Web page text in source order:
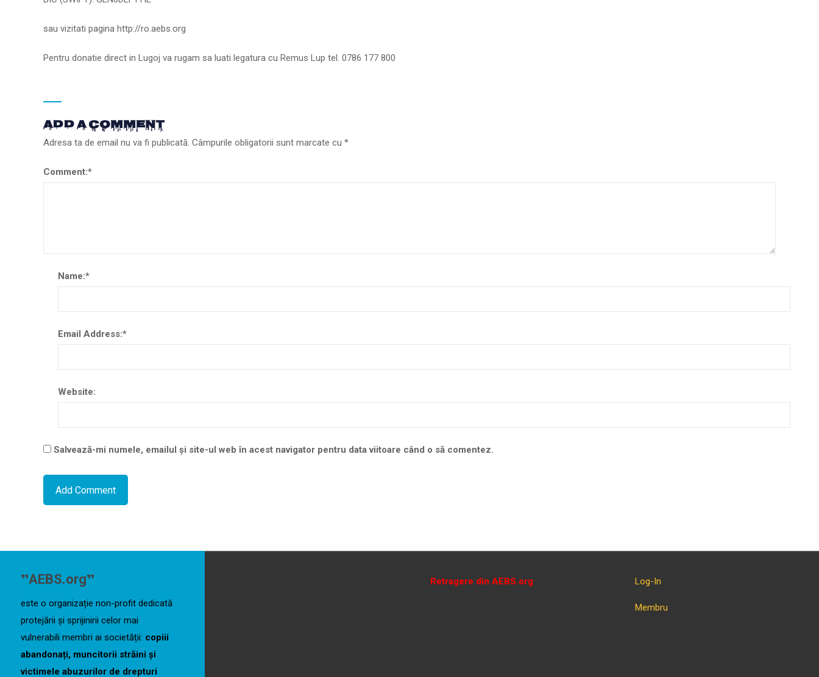
sau vizitati pagina http://ro.aebs.org
Pentru donatie direct in Lugoj va rugam sa luati legatura cu Remus Lup tel. 0786 177 800
Add a Comment
Adresa ta de email nu va fi publicată. Câmpurile obligatorii sunt marcate cu *
Comment:*
Name:*
Email Address:*
Website:
Salvează-mi numele, emailul și site-ul web în acest navigator pentru data viitoare când o să comentez.
„AEBS.org”
este o organizație non-profit dedicată
protejării și sprijinirii celor mai
vulnerabili membri ai societății: copiii
abandonați, muncitorii străini și
victimele abuzurilor de drepturi
Retragere din AEBS.org Log-In
Membru